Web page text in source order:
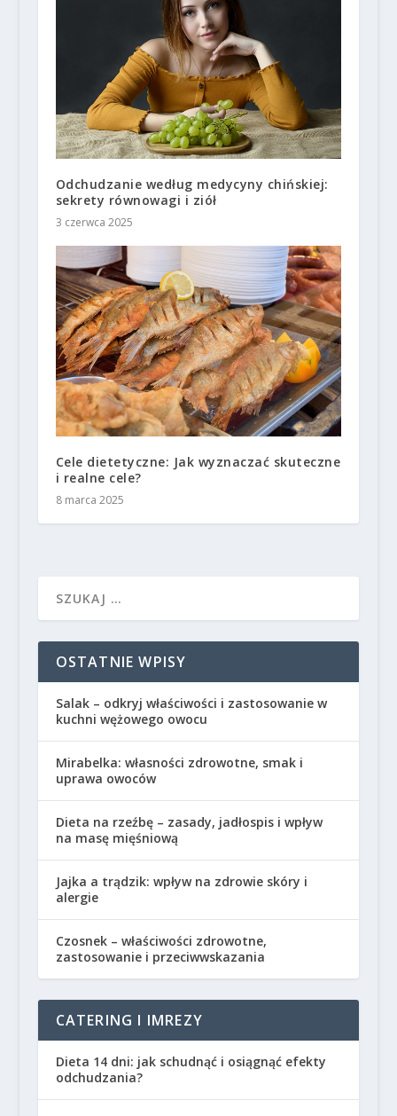
Odchudzanie według medycyny chińskiej:
sekrety równowagi i ziół
3 czerwca 2025
Cele dietetyczne: Jak wyznaczać skuteczne
i realne cele?
8 marca 2025
OSTATNIE WPISY
Salak – odkryj właściwości i zastosowanie w
kuchni wężowego owocu
Mirabelka: własności zdrowotne, smak i
uprawa owoców
Dieta na rzeźbę – zasady, jadłospis i wpływ
na masę mięśniową
Jajka a trądzik: wpływ na zdrowie skóry i
alergie
Czosnek – właściwości zdrowotne,
zastosowanie i przeciwwskazania
CATERING I IMREZY
Dieta 14 dni: jak schudnąć i osiągnąć efekty
odchudzania?